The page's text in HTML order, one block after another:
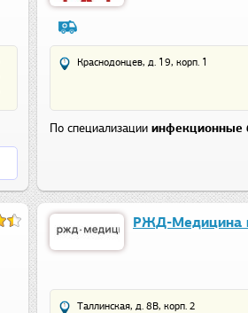
Краснодонцев, д. 19, корп. 1
По специализации инфекционные
РЖД-Медицина
Таллинская, д. 8В, корп. 2